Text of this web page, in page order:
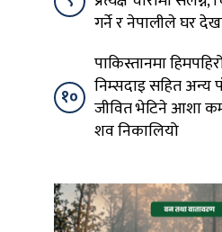
गर्ने र नेपालीले घर
१०
पाकिस्तानमा
निम्सदाइ सहित अन्य
जीवित भेटिने आशा
शव निकालियो